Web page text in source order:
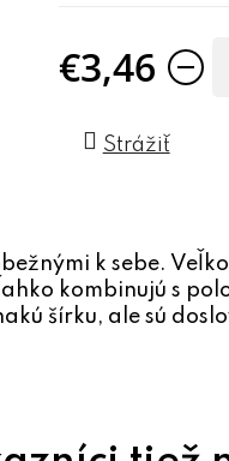
€3,46
Strážiť
k sebe.
kombinujú s
šírku, ale sú